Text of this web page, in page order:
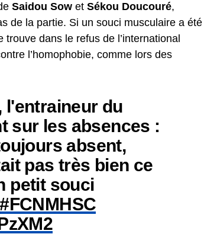
Saidou Sow et Sékou Doucouré,
de la partie. Si un souci musculaire a été
dans le refus de l’international
l’homophobie, comme lors des
l'entraineur du
sur les absences :
absent,
pas très bien ce
petit souci
#FCNMHSC